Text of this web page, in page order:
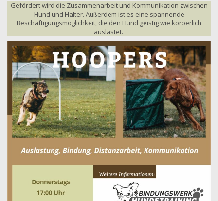
Gefördert wird die Zusammenarbeit und Kommunikation zwischen
Hund und Halter. Außerdem ist es eine spannende
Beschäftigungsmöglichkeit, die den Hund geistig wie körperlich
auslastet.